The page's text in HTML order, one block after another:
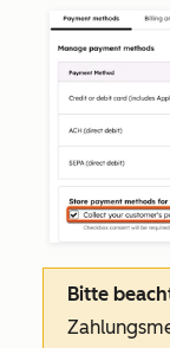
Bitte